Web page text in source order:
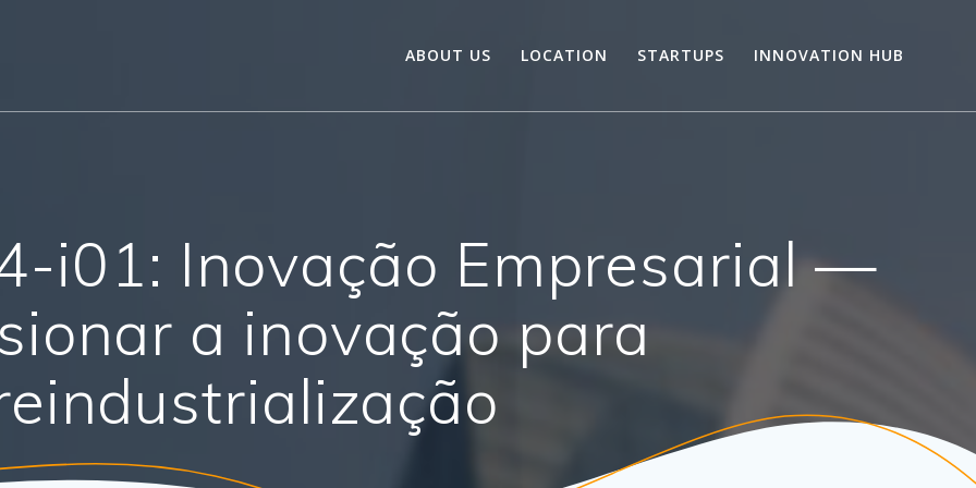
ABOUT US LOCATION STARTUPS INNOVATION HUB
i01: Inovação Empresarial —
a inovação para